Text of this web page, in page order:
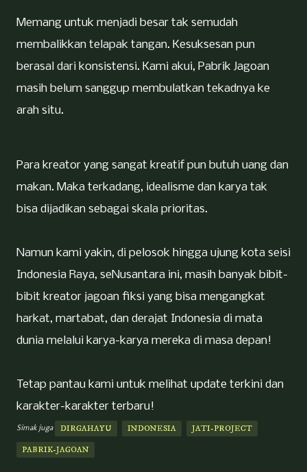
Memang untuk menjadi besar tak semudah
membalikkan telapak tangan. Kesuksesan pun
berasal dari konsistensi. Kami akui, Pabrik Jagoan
masih belum sanggup membulatkan tekadnya ke
arah situ.
Para kreator yang sangat kreatif pun butuh uang dan
makan. Maka terkadang, idealisme dan karya tak
bisa dijadikan sebagai skala prioritas.
Namun kami yakin, di pelosok hingga ujung kota seisi
Indonesia Raya, seNusantara ini, masih banyak bibit-
bibit kreator jagoan fiksi yang bisa mengangkat
harkat, martabat, dan derajat Indonesia di mata
dunia melalui karya-karya mereka di masa depan!
Tetap pantau kami untuk melihat update terkini dan
karakter-karakter terbaru!
Simak juga DIRGAHAYU INDONESIA JATI-PROJECT
PABRIK-JAGOAN